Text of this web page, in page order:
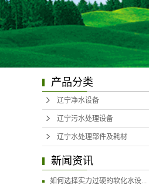
产品分类
辽宁净水设备
辽宁污水处理设备
辽宁水处理部件及耗材
新闻资讯
如何选择实力过硬的软化水设...